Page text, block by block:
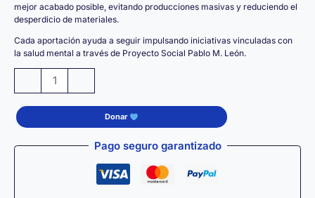
mejor acabado posible, evitando producciones masivas y reduciendo el
desperdicio de materiales.
Cada aportación ayuda a seguir impulsando iniciativas vinculadas con
la salud mental a través de Proyecto Social Pablo M. León.
Bag
Premium
THE
UNICORN
Donar
Pago seguro garantizado